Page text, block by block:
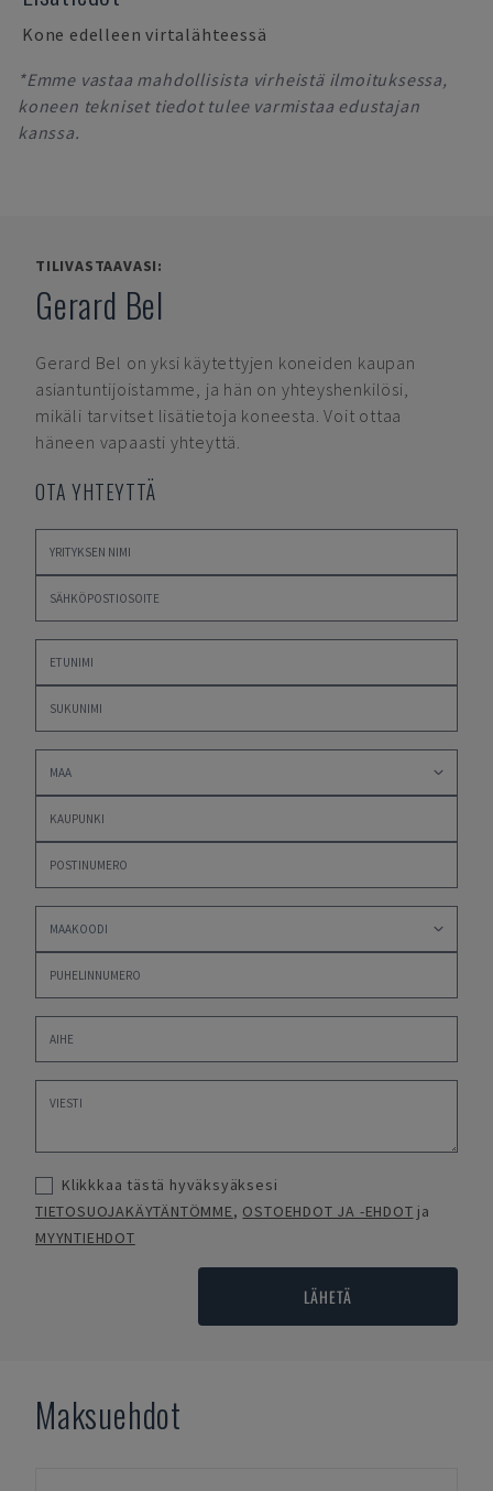
Kone edelleen virtalähteessä
*Emme vastaa mahdollisista virheistä ilmoituksessa,
koneen tekniset tiedot tulee varmistaa edustajan
kanssa.
TILIVASTAAVASI:
Gerard Bel
Gerard Bel on yksi käytettyjen koneiden kaupan
asiantuntijoistamme, ja hän on yhteyshenkilösi,
mikäli tarvitset lisätietoja koneesta. Voit ottaa
häneen vapaasti yhteyttä.
OTA YHTEYTTÄ
Klikkkaa tästä hyväksyäksesi
TIETOSUOJAKÄYTÄNTÖMME, OSTOEHDOT JA -EHDOT ja
MYYNTIEHDOT
LÄHETÄ
Maksuehdot